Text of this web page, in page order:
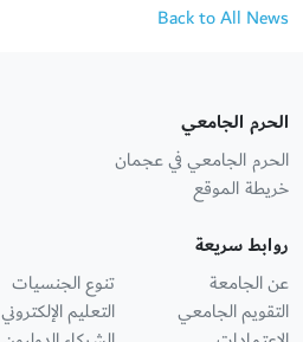
Back to All News
الحرم الجامعي
الحرم الجامعي في عجمان
خريطة الموقع
روابط سريعة
عن الجامعة
التقويم الجامعي
تنوع الجنسيات
التعليم الإلكتروني